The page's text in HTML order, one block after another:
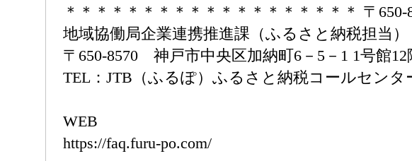
＊＊＊＊＊＊＊＊＊＊＊＊＊＊＊＊＊＊＊ 〒
地域協働局企業連携推進課（ふるさと納税担当）
〒650-8570 神戸市中央区加納町6－5－1 1号館
TEL：JTB（ふるぽ）ふるさと納税コールセンタ
WEB
https://faq.furu-po.com/